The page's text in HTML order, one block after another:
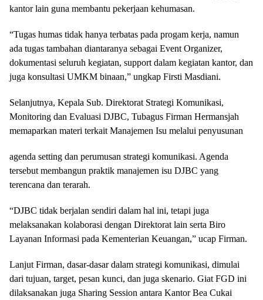
kantor lain guna membantu pekerjaan kehumasan.
“Tugas humas tidak hanya terbatas pada progam kerja, namun
ada tugas tambahan diantaranya sebagai Event Organizer,
dokumentasi seluruh kegiatan, support dalam kegiatan kantor, dan
juga konsultasi UMKM binaan,” ungkap Firsti Masdiani.
Selanjutnya, Kepala Sub. Direktorat Strategi Komunikasi,
Monitoring dan Evaluasi DJBC, Tubagus Firman Hermansjah
memaparkan materi terkait Manajemen Isu melalui penyusunan
agenda setting dan perumusan strategi komunikasi. Agenda
tersebut membangun praktik manajemen isu DJBC yang
terencana dan terarah.
“DJBC tidak berjalan sendiri dalam hal ini, tetapi juga
melaksanakan kolaborasi dengan Direktorat lain serta Biro
Layanan Informasi pada Kementerian Keuangan,” ucap Firman.
Lanjut Firman, dasar-dasar dalam strategi komunikasi, dimulai
dari tujuan, target, pesan kunci, dan juga skenario. Giat FGD ini
dilaksanakan juga Sharing Session antara Kantor Bea Cukai